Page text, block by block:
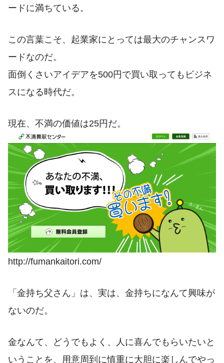
ードに満ちている。
この言葉こそ、起業家にとっては最大のチャンスワ
ードなのだ。
面倒くさいアイデアを500円で買い取ってもビジネ
スになる時代だ。
現在、不満の価値は25円だ。
http://fumankaitori.com/
「金持ち父さん」は、実は、金持ちになんて興味が
ないのだ。
金なんて、どうでもよく、人に喜んでもらいたいと
いうことを、用意周到に慎重に大胆に楽しんでやっ